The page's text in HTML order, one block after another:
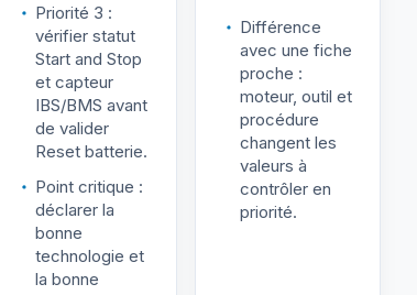
Priorité 3 :
vérifier statut
Start and Stop
et capteur
IBS/BMS avant
de valider
Reset batterie.
Point critique :
déclarer la
bonne
technologie et
la bonne
Différence
avec une fiche
proche :
moteur, outil et
procédure
changent les
valeurs à
contrôler en
priorité.